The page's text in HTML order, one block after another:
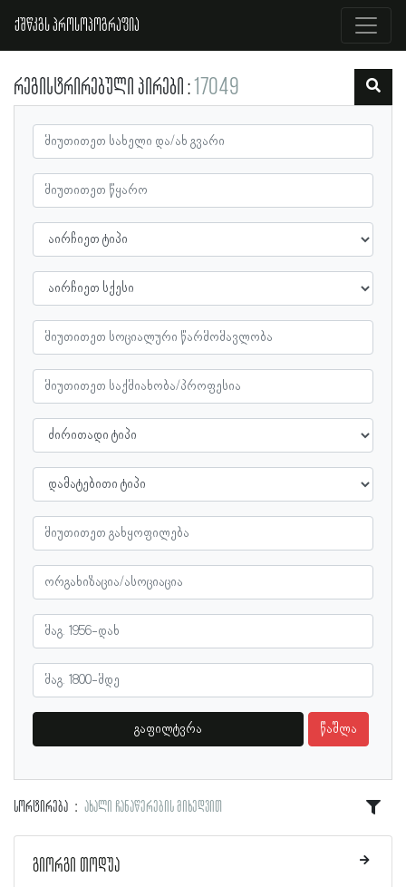
ქშწკგს პროსოპოგრაფია
რეგისტრირებული პირები 17049
გაფილტვრა წაშლა
სორტირება ახალი ჩანაწერების მიხედვით
გიორგი თოდუა